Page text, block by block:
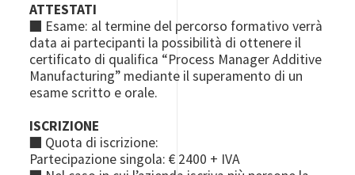
ATTESTATI
■ Esame: al termine del percorso formativo verrà
data ai partecipanti la possibilità di ottenere il
certificato di qualifica “Process Manager Additive
Manufacturing” mediante il superamento di un
esame scritto e orale.
ISCRIZIONE
■ Quota di iscrizione:
Partecipazione singola: € 2400 + IVA